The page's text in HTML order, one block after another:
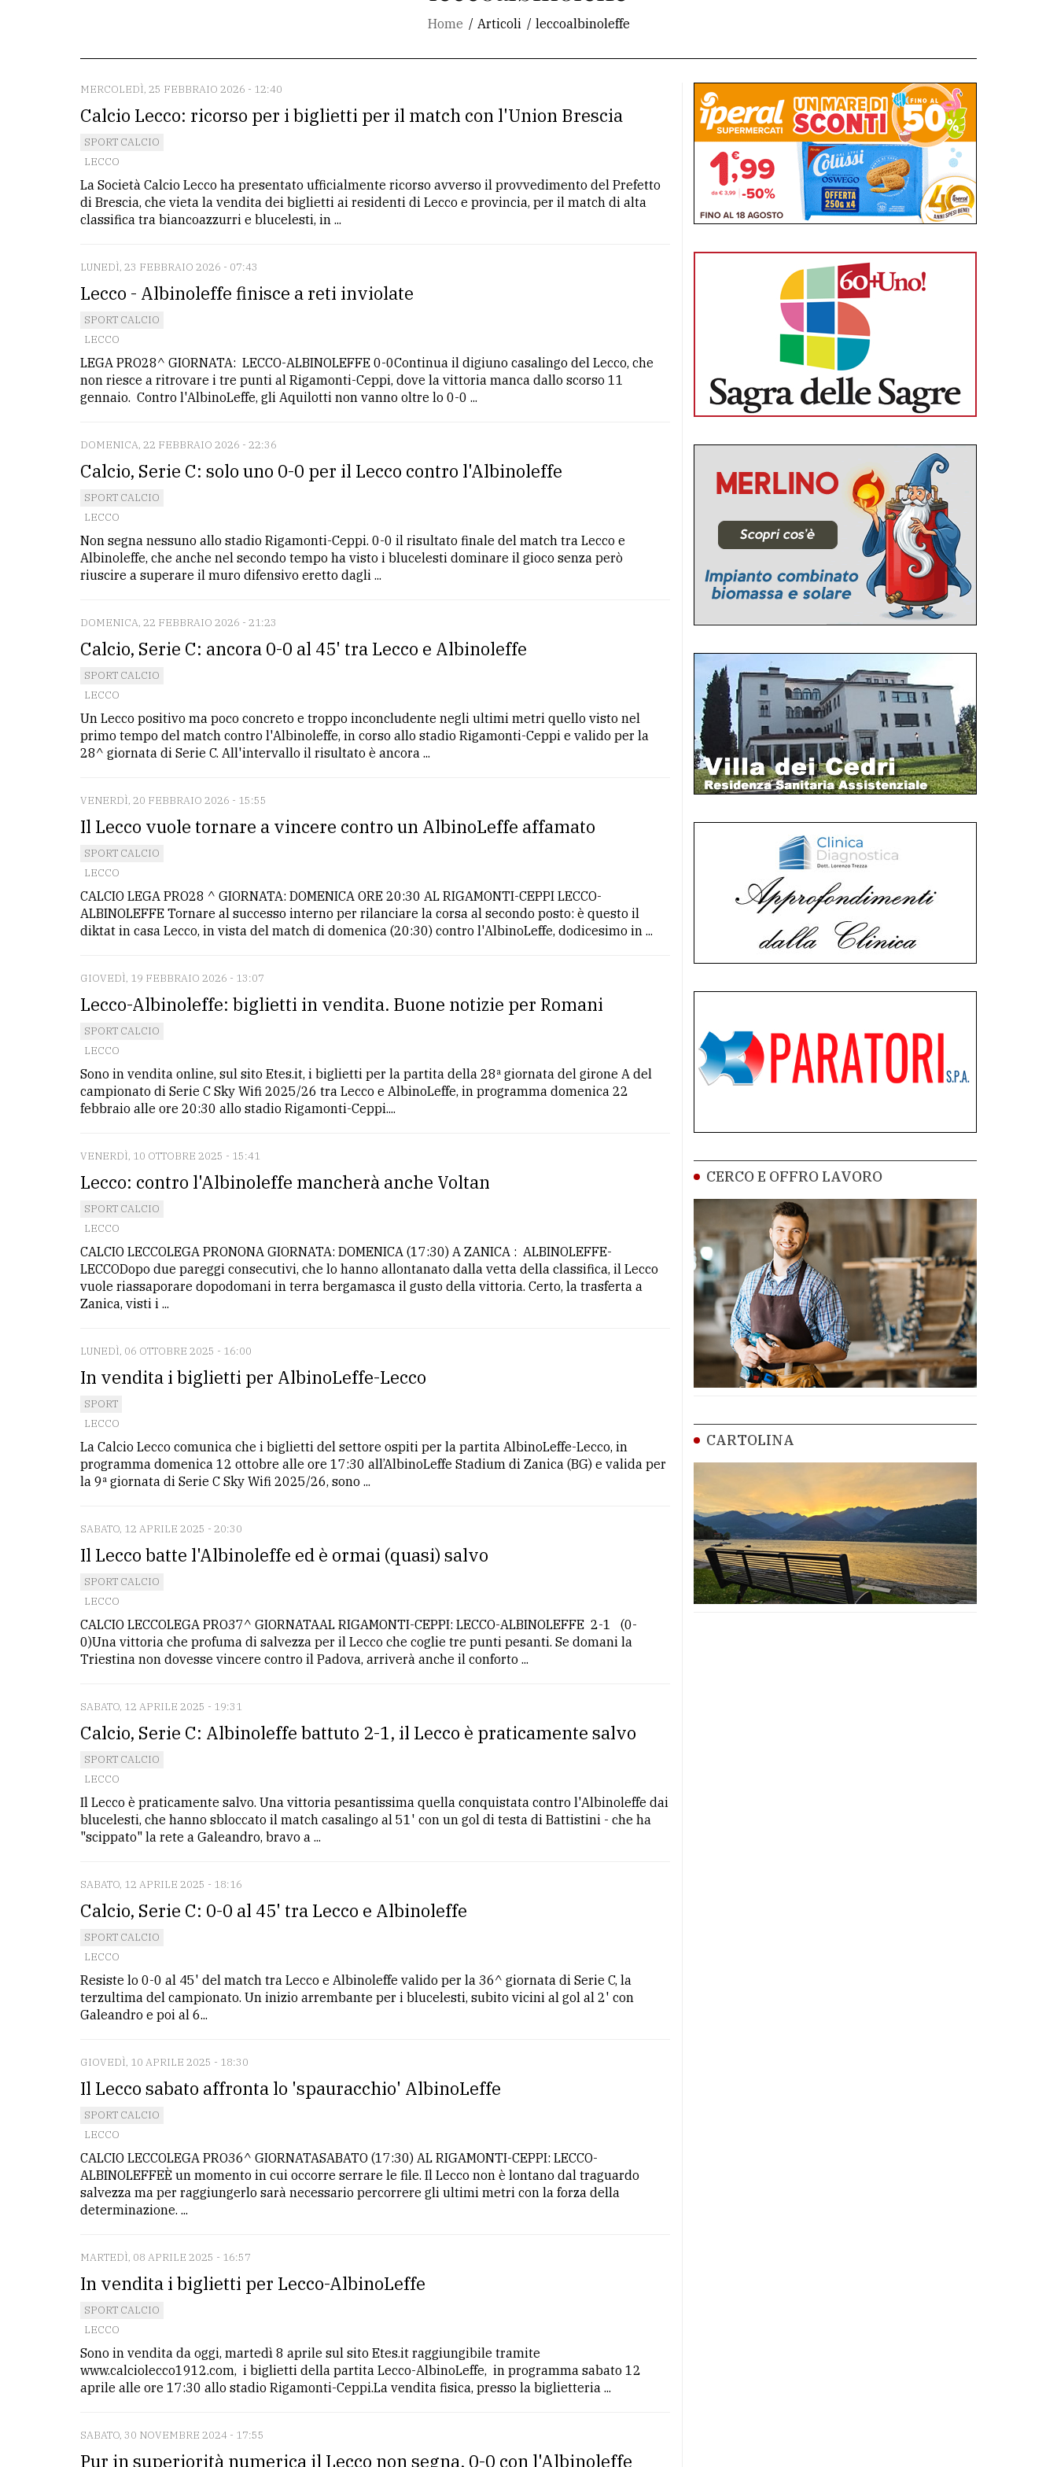
Home Articoli leccoalbinoleffe
MERCOLEDÌ, 25 FEBBRAIO 2026 - 12:40
Calcio Lecco: ricorso per i biglietti per il match con l'Union Brescia
SPORT CALCIO
LECCO
La Società Calcio Lecco ha presentato ufficialmente ricorso avverso il provvedimento del Prefetto
di Brescia, che vieta la vendita dei biglietti ai residenti di Lecco e provincia, per il match di alta
classifica tra biancoazzurri e blucelesti, in ...
LUNEDÌ, 23 FEBBRAIO 2026 - 07:43
Lecco - Albinoleffe finisce a reti inviolate
SPORT CALCIO
LECCO
LEGA PRO28^ GIORNATA: LECCO-ALBINOLEFFE 0-0Continua il digiuno casalingo del Lecco, che
non riesce a ritrovare i tre punti al Rigamonti-Ceppi, dove la vittoria manca dallo scorso 11
gennaio. Contro l'AlbinoLeffe, gli Aquilotti non vanno oltre lo 0-0 ...
DOMENICA, 22 FEBBRAIO 2026 - 22:36
Calcio, Serie C: solo uno 0-0 per il Lecco contro l'Albinoleffe
SPORT CALCIO
LECCO
Non segna nessuno allo stadio Rigamonti-Ceppi. 0-0 il risultato finale del match tra Lecco e
Albinoleffe, che anche nel secondo tempo ha visto i blucelesti dominare il gioco senza però
riuscire a superare il muro difensivo eretto dagli ...
DOMENICA, 22 FEBBRAIO 2026 - 21:23
Calcio, Serie C: ancora 0-0 al 45' tra Lecco e Albinoleffe
SPORT CALCIO
LECCO
Un Lecco positivo ma poco concreto e troppo inconcludente negli ultimi metri quello visto nel
primo tempo del match contro l'Albinoleffe, in corso allo stadio Rigamonti-Ceppi e valido per la
28^ giornata di Serie C. All'intervallo il risultato è ancora ...
VENERDÌ, 20 FEBBRAIO 2026 - 15:55
Il Lecco vuole tornare a vincere contro un AlbinoLeffe affamato
SPORT CALCIO
LECCO
CALCIO LEGA PRO28 ^ GIORNATA: DOMENICA ORE 20:30 AL RIGAMONTI-CEPPI LECCO-
ALBINOLEFFE Tornare al successo interno per rilanciare la corsa al secondo posto: è questo il
diktat in casa Lecco, in vista del match di domenica (20:30) contro l'AlbinoLeffe, dodicesimo in ...
GIOVEDÌ, 19 FEBBRAIO 2026 - 13:07
Lecco-Albinoleffe: biglietti in vendita. Buone notizie per Romani
SPORT CALCIO
LECCO
Sono in vendita online, sul sito Etes.it, i biglietti per la partita della 28ª giornata del girone A del
campionato di Serie C Sky Wifi 2025/26 tra Lecco e AlbinoLeffe, in programma domenica 22
febbraio alle ore 20:30 allo stadio Rigamonti-Ceppi....
VENERDÌ, 10 OTTOBRE 2025 - 15:41
Lecco: contro l'Albinoleffe mancherà anche Voltan
SPORT CALCIO
LECCO
CALCIO LECCOLEGA PRONONA GIORNATA: DOMENICA (17:30) A ZANICA : ALBINOLEFFE-
LECCODopo due pareggi consecutivi, che lo hanno allontanato dalla vetta della classifica, il Lecco
vuole riassaporare dopodomani in terra bergamasca il gusto della vittoria. Certo, la trasferta a
Zanica, visti i ...
LUNEDÌ, 06 OTTOBRE 2025 - 16:00
In vendita i biglietti per AlbinoLeffe-Lecco
SPORT
LECCO
La Calcio Lecco comunica che i biglietti del settore ospiti per la partita AlbinoLeffe-Lecco, in
programma domenica 12 ottobre alle ore 17:30 all’AlbinoLeffe Stadium di Zanica (BG) e valida per
la 9ª giornata di Serie C Sky Wifi 2025/26, sono ...
SABATO, 12 APRILE 2025 - 20:30
Il Lecco batte l'Albinoleffe ed è ormai (quasi) salvo
SPORT CALCIO
LECCO
CALCIO LECCOLEGA PRO37^ GIORNATAAL RIGAMONTI-CEPPI: LECCO-ALBINOLEFFE 2-1 (0-
0)Una vittoria che profuma di salvezza per il Lecco che coglie tre punti pesanti. Se domani la
Triestina non dovesse vincere contro il Padova, arriverà anche il conforto ...
SABATO, 12 APRILE 2025 - 19:31
Calcio, Serie C: Albinoleffe battuto 2-1, il Lecco è praticamente salvo
SPORT CALCIO
LECCO
Il Lecco è praticamente salvo. Una vittoria pesantissima quella conquistata contro l'Albinoleffe dai
blucelesti, che hanno sbloccato il match casalingo al 51' con un gol di testa di Battistini - che ha
"scippato" la rete a Galeandro, bravo a ...
SABATO, 12 APRILE 2025 - 18:16
Calcio, Serie C: 0-0 al 45' tra Lecco e Albinoleffe
SPORT CALCIO
LECCO
Resiste lo 0-0 al 45' del match tra Lecco e Albinoleffe valido per la 36^ giornata di Serie C, la
terzultima del campionato. Un inizio arrembante per i blucelesti, subito vicini al gol al 2' con
Galeandro e poi al 6...
GIOVEDÌ, 10 APRILE 2025 - 18:30
Il Lecco sabato affronta lo 'spauracchio' AlbinoLeffe
SPORT CALCIO
LECCO
CALCIO LECCOLEGA PRO36^ GIORNATASABATO (17:30) AL RIGAMONTI-CEPPI: LECCO-
ALBINOLEFFEÈ un momento in cui occorre serrare le file. Il Lecco non è lontano dal traguardo
salvezza ma per raggiungerlo sarà necessario percorrere gli ultimi metri con la forza della
determinazione. ...
MARTEDÌ, 08 APRILE 2025 - 16:57
In vendita i biglietti per Lecco-AlbinoLeffe
SPORT CALCIO
LECCO
Sono in vendita da oggi, martedì 8 aprile sul sito Etes.it raggiungibile tramite
www.calciolecco1912.com, i biglietti della partita Lecco-AlbinoLeffe, in programma sabato 12
aprile alle ore 17:30 allo stadio Rigamonti-Ceppi.La vendita fisica, presso la biglietteria ...
SABATO, 30 NOVEMBRE 2024 - 17:55
Pur in superiorità numerica il Lecco non segna, 0-0 con l'Albinoleffe
CERCO E OFFRO LAVORO
CARTOLINA